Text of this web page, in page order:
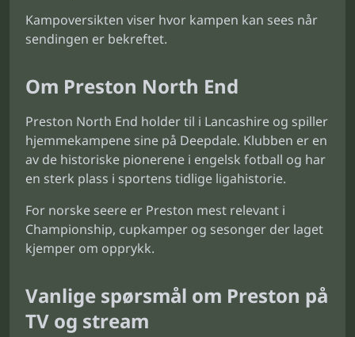
Kampoversikten viser hvor kampen kan sees når
sendingen er bekreftet.
Om Preston North End
Preston North End holder til i Lancashire og spiller
hjemmekampene sine på Deepdale. Klubben er en
av de historiske pionerene i engelsk fotball og har
en sterk plass i sportens tidlige ligahistorie.
For norske seere er Preston mest relevant i
Championship, cupkamper og sesonger der laget
kjemper om opprykk.
Vanlige spørsmål om Preston på
TV og stream